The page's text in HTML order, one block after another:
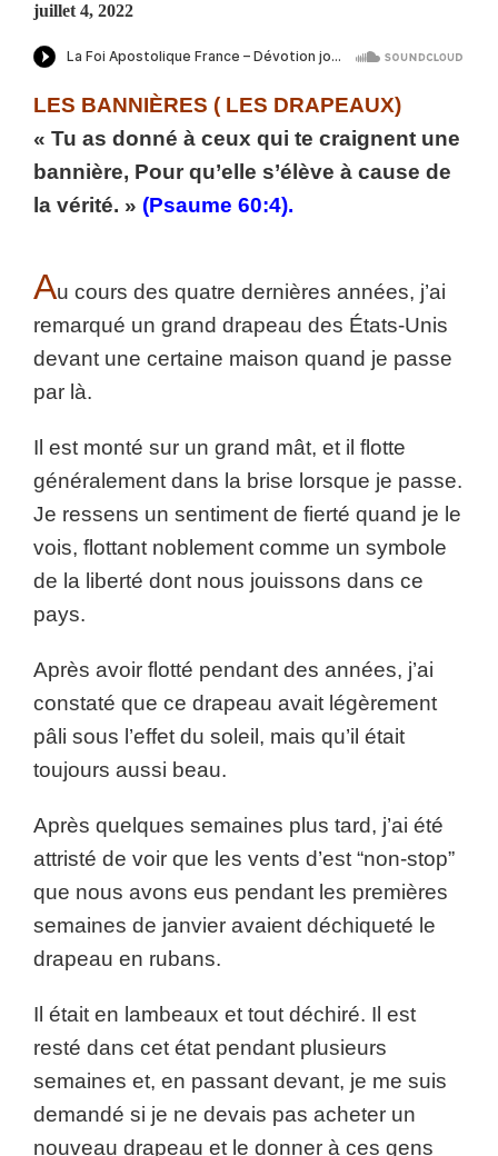
juillet 4, 2022
LES BANNIÈRES ( LES DRAPEAUX)
« Tu as donné à ceux qui te craignent une
bannière, Pour qu’elle s’élève à cause de
la vérité. » (Psaume 60:4).
Au cours des quatre dernières années, j’ai
remarqué un grand drapeau des États-Unis
devant une certaine maison quand je passe
par là.
Il est monté sur un grand mât, et il flotte
généralement dans la brise lorsque je passe.
Je ressens un sentiment de fierté quand je le
vois, flottant noblement comme un symbole
de la liberté dont nous jouissons dans ce
pays.
Après avoir flotté pendant des années, j’ai
constaté que ce drapeau avait légèrement
pâli sous l’effet du soleil, mais qu’il était
toujours aussi beau.
Après quelques semaines plus tard, j’ai été
attristé de voir que les vents d’est “non-stop”
que nous avons eus pendant les premières
semaines de janvier avaient déchiqueté le
drapeau en rubans.
Il était en lambeaux et tout déchiré. Il est
resté dans cet état pendant plusieurs
semaines et, en passant devant, je me suis
demandé si je ne devais pas acheter un
nouveau drapeau et le donner à ces gens